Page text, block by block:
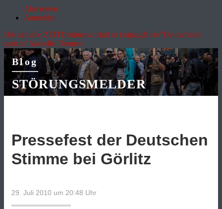
Abo testen
Anmelden
Die aktuelle ZEITDrohnenvorfall in LeipzigHitze"Deutschland
spricht"Aktuelle Themen
Blog
STÖRUNGSMELDER
Pressefest der Deutschen
Stimme bei Görlitz
29. Juli 2010 um 20:48 Uhr